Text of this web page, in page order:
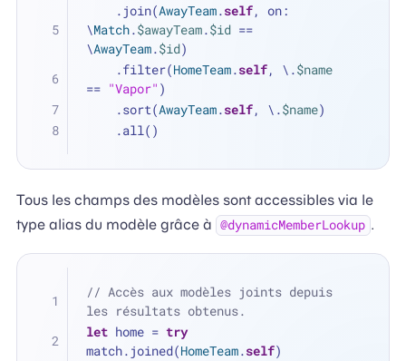
    .join(
AwayTeam.self, on:
\Match.$awayTeam.$id ==
\AwayTeam.$id)
    .filter(
HomeTeam.self, \.$name
== "Vapor" )
    .sort(
AwayTeam.self, \.$name)
    .all()
Tous les champs des modèles sont accessibles via le
type alias du modèle grâce à @dynamicMemberLookup .
// Accès aux modèles joints depuis
les résultats obtenus.
let home = try
match.joined(HomeTeam.self)